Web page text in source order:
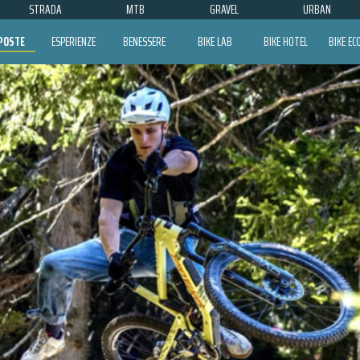
STRADA MTB GRAVEL URBAN
ESPERIENZE BENESSERE BIKE LAB BIKE HOTEL BIKE